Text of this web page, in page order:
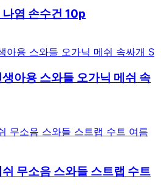
염 손수건 10p
아용 스와들 오가닉 메쉬 속
무소음 스와들 스트랩 수트